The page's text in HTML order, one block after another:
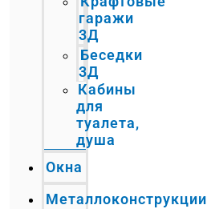
гаражи
3Д
Беседки
3Д
Кабины
для
туалета,
душа
Окна
Металлоконструкции